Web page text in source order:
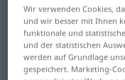
Zahn ... Zaun
Zebrastreifen ...
Zeitschrift
Wir verwenden Cookies,
und wir besser mit Ihnen
funktionale und
und der statistischen
werden auf Grundlage
gespeichert. Marketing-